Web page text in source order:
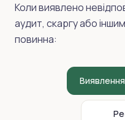
Коли виявлено
аудит, скаргу або
повинна:
Виявлення